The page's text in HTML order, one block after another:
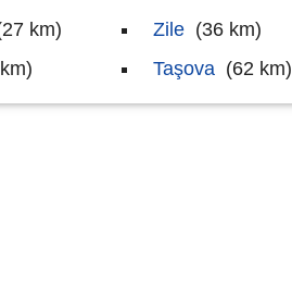
km)
Zile (36 km)
Taşova (62 km)